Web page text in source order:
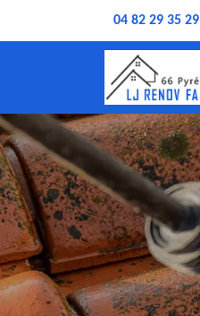
04 82 29 35 29